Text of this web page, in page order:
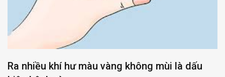
Ra nhiều khí hư màu vàng không mùi là dấu